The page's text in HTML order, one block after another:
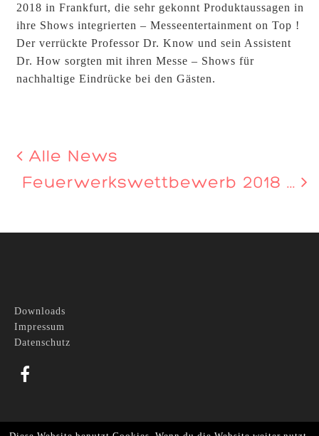
2018 in Frankfurt, die sehr gekonnt Produktaussagen in
ihre Shows integrierten – Messeentertainment on Top !
Der verrückte Professor Dr. Know und sein Assistent
Dr. How sorgten mit ihren Messe – Shows für
nachhaltige Eindrücke bei den Gästen.
Alle News
Feuerwerkswettbewerb 2018 ...
Downloads
Impressum
Datenschutz